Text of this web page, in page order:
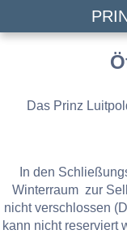
Das Prinz
In den
Winterraum zur
nicht verschlossen
kann nicht reserviert